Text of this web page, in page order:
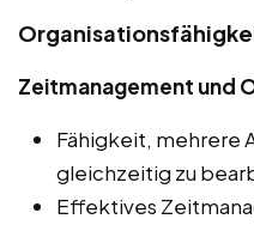
Zeitmanagement und
Fähigkeit, mehrere
gleichzeitig zu
Effektives